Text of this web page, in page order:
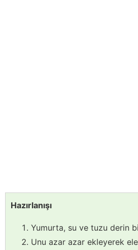
Hazırlanışı
Yumurta, su ve tuzu derin
Unu azar azar ekleyerek